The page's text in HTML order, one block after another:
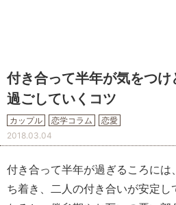
付き合って半年が気をつけ
過ごしていくコツ
カップル 恋学コラム 恋愛
2018.03.04
付き合って半年が過ぎるころには
ち着き、二人の付き合いが安定し